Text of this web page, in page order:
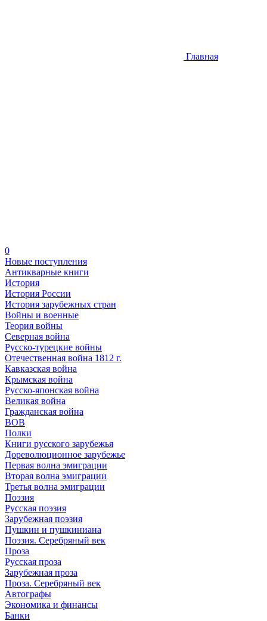
Главная
0
Новые поступления
Антикварные книги
История
История России
История зарубежных стран
Войны и военные
Теория войны
Северная война
Русско-турецкие войны
Отечественная война 1812 г.
Кавказская война
Крымская война
Русско-японская война
Великая война
Гражданская война
ВОВ
Полки
Книги русского зарубежья
Дореволюционное зарубежье
Первая волна эмиграции
Вторая волна эмиграции
Третья волна эмиграции
Поэзия
Русская поэзия
Зарубежная поэзия
Пушкин и пушкиниана
Поэзия. Серебряный век
Проза
Русская проза
Зарубежная проза
Проза. Серебряный век
Автографы
Экономика и финансы
Банки